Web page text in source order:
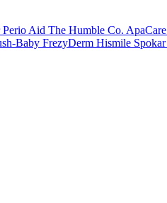
Perio Aid The Humble Co. ApaCare
Baby FrezyDerm Hismile Spokar